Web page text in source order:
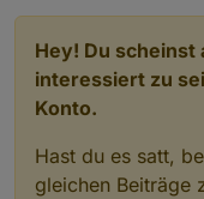
Hey! Du scheinst
interessiert zu
Konto.
Hast du es satt,
gleichen Beiträge